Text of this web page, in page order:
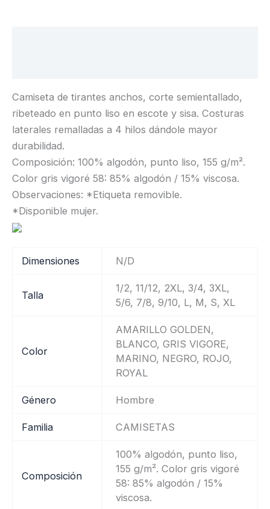
Camiseta de tirantes anchos, corte semientallado,
ribeteado en punto liso en escote y sisa. Costuras
laterales remalladas a 4 hilos dándole mayor
durabilidad.
Composición: 100% algodón, punto liso, 155 g/m².
Color gris vigoré 58: 85% algodón / 15% viscosa.
Observaciones: *Etiqueta removible.
*Disponible mujer.
Dimensiones N/D
Talla
1/2, 11/12, 2XL, 3/4, 3XL,
5/6, 7/8, 9/10, L, M, S, XL
Color
AMARILLO GOLDEN,
BLANCO, GRIS VIGORE,
MARINO, NEGRO, ROJO,
ROYAL
Género Hombre
Familia CAMISETAS
Composición
100% algodón, punto liso,
155 g/m². Color gris vigoré
58: 85% algodón / 15%
viscosa.